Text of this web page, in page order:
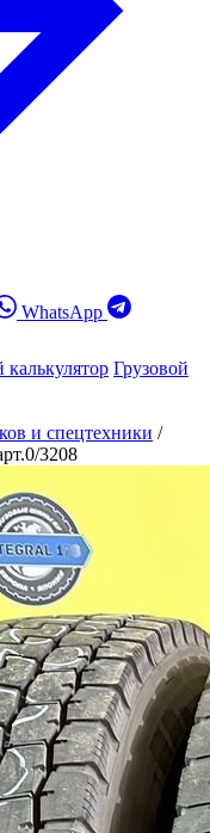
WhatsApp
Грузовой
и спецтехники /
3208